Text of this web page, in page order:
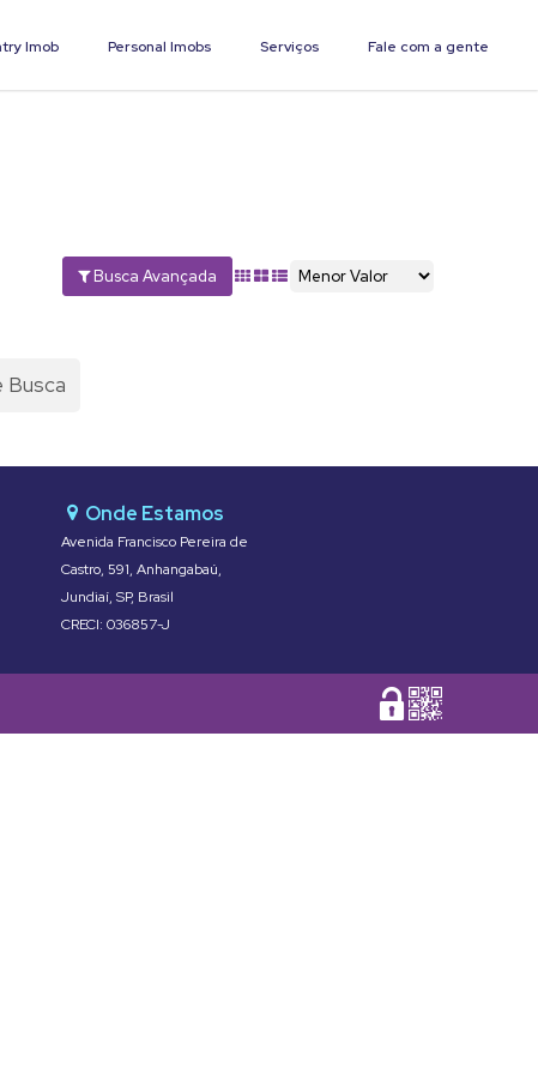
Imob Personal Imobs Serviços Fale com a gente
Busca Avançada
Busca
Avenida Francisco Pereira de
Castro, 591, Anhangabaú,
Jundiaí, SP, Brasil
CRECI: 036857-J